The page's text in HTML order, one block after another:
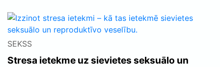
SEKSS
Stresa ietekme uz sievietes seksuālo un